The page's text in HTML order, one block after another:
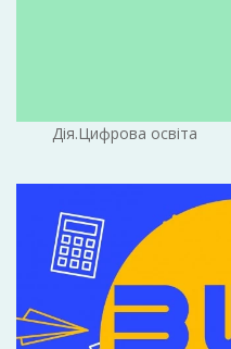
Дія.Цифрова освіта